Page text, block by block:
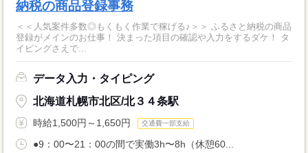
納税の商品登録事務
＜＜人気案件多数◎もくもく作業で稼げる♪＞＞ ふるさと納税の商品
登録がメインのお仕事！ 決まった項目の確認や入力をするダケ！ タ
イピングさえで...
データ入力・タイピング
北海道札幌市北区/北３４条駅
時給1,500円～1,650円 交通費一部支給
●9：00〜21：00の間で実働3h〜8h（休憩60...